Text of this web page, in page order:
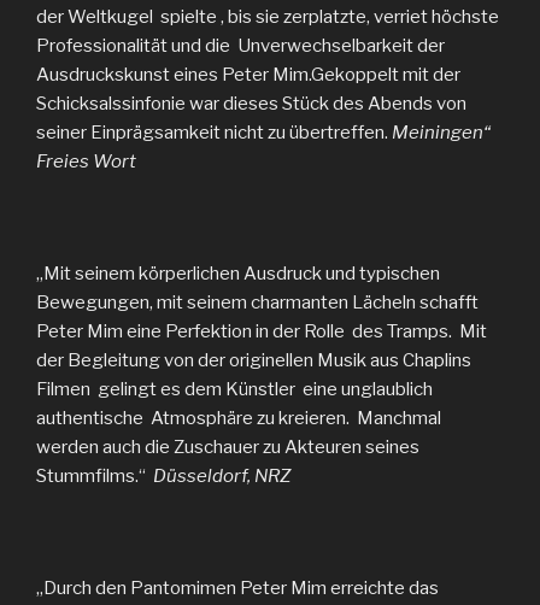
der Weltkugel spielte , bis sie zerplatzte, verriet höchste
Professionalität und die Unverwechselbarkeit der
Ausdruckskunst eines Peter Mim.Gekoppelt mit der
Schicksalssinfonie war dieses Stück des Abends von
seiner Einprägsamkeit nicht zu übertreffen. Meiningen“
Freies Wort
„Mit seinem körperlichen Ausdruck und typischen
Bewegungen, mit seinem charmanten Lächeln schafft
Peter Mim eine Perfektion in der Rolle des Tramps. Mit
der Begleitung von der originellen Musik aus Chaplins
Filmen gelingt es dem Künstler eine unglaublich
authentische Atmosphäre zu kreieren. Manchmal
werden auch die Zuschauer zu Akteuren seines
Stummfilms.“ Düsseldorf, NRZ
„Durch den Pantomimen Peter Mim erreichte das